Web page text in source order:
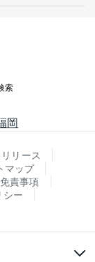
索
岡
リース
マップ
責事項
シー